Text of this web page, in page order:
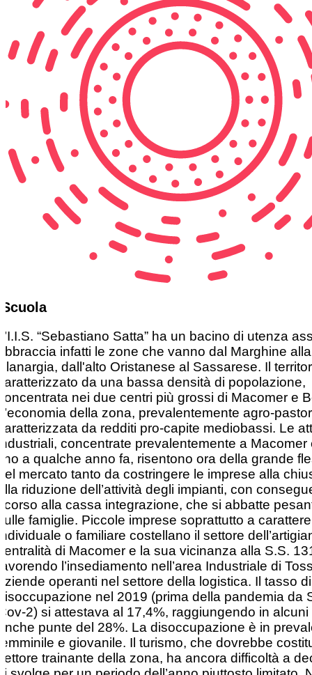
Scuola
“Sebastiano Satta” ha un bacino di utenza
infatti le zone che vanno dal Marghine alla
dall'alto Oristanese al Sassarese. Il
da una bassa densità di popolazione,
nei due centri più grossi di Macomer e
della zona, prevalentemente agro-
da redditi pro-capite mediobassi. Le
concentrate prevalentemente a Macomer
a qualche anno fa, risentono ora della grande
mercato tanto da costringere le imprese alla
riduzione dell’attività degli impianti, con
alla cassa integrazione, che si abbatte
famiglie. Piccole imprese soprattutto a carattere
o familiare costellano il settore
di Macomer e la sua vicinanza alla S.S.
l’insediamento nell’area Industriale di
operanti nel settore della logistica. Il tasso di
nel 2019 (prima della pandemia da
2) si attestava al 17,4%, raggiungendo in alcuni
punte del 28%. La disoccupazione è in
e giovanile. Il turismo, che dovrebbe
trainante della zona, ha ancora difficoltà a